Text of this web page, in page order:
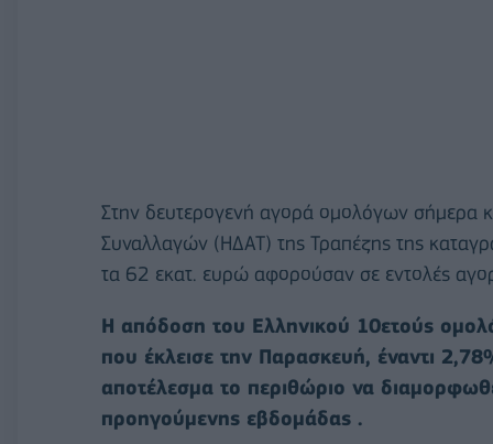
Στην δευτερογενή αγορά ομολόγων σήμερα
Συναλλαγών (ΗΔΑΤ) της Τραπέζης της
τα 62 εκατ. ευρώ αφορούσαν σε εντολές
Η απόδοση του Ελληνικού 10ετούς
που έκλεισε την Παρασκευή, έναντι
αποτέλεσμα το περιθώριο να
προηγούμενης εβδομάδας .